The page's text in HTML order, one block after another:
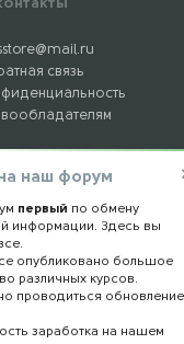
связь
наш форум
первый по обмену
информации. Здесь вы
опубликовано большое
различных курсов.
проводиться обновление
заработка на нашем